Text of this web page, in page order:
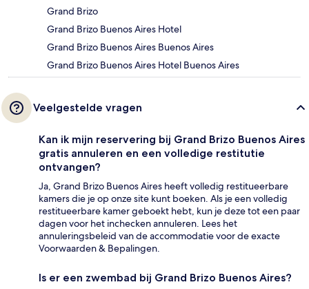
Grand Brizo
Grand Brizo Buenos Aires Hotel
Grand Brizo Buenos Aires Buenos Aires
Grand Brizo Buenos Aires Hotel Buenos Aires
Veelgestelde vragen
Kan ik mijn reservering bij Grand Brizo Buenos Aires
gratis annuleren en een volledige restitutie
ontvangen?
Ja, Grand Brizo Buenos Aires heeft volledig restitueerbare
kamers die je op onze site kunt boeken. Als je een volledig
restitueerbare kamer geboekt hebt, kun je deze tot een paar
dagen voor het inchecken annuleren. Lees het
annuleringsbeleid van de accommodatie voor de exacte
Voorwaarden & Bepalingen.
Is er een zwembad bij Grand Brizo Buenos Aires?